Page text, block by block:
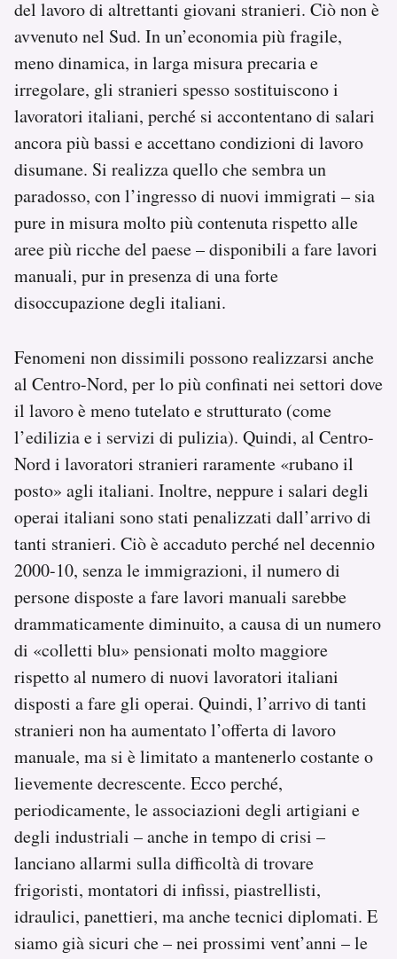
del lavoro di altrettanti giovani stranieri. Ciò non è
avvenuto nel Sud. In un’economia più fragile,
meno dinamica, in larga misura precaria e
irregolare, gli stranieri spesso sostituiscono i
lavoratori italiani, perché si accontentano di salari
ancora più bassi e accettano condizioni di lavoro
disumane. Si realizza quello che sembra un
paradosso, con l’ingresso di nuovi immigrati – sia
pure in misura molto più contenuta rispetto alle
aree più ricche del paese – disponibili a fare lavori
manuali, pur in presenza di una forte
disoccupazione degli italiani.
Fenomeni non dissimili possono realizzarsi anche
al Centro-Nord, per lo più confinati nei settori dove
il lavoro è meno tutelato e strutturato (come
l’edilizia e i servizi di pulizia). Quindi, al Centro-
Nord i lavoratori stranieri raramente «rubano il
posto» agli italiani. Inoltre, neppure i salari degli
operai italiani sono stati penalizzati dall’arrivo di
tanti stranieri. Ciò è accaduto perché nel decennio
2000-10, senza le immigrazioni, il numero di
persone disposte a fare lavori manuali sarebbe
drammaticamente diminuito, a causa di un numero
di «colletti blu» pensionati molto maggiore
rispetto al numero di nuovi lavoratori italiani
disposti a fare gli operai. Quindi, l’arrivo di tanti
stranieri non ha aumentato l’offerta di lavoro
manuale, ma si è limitato a mantenerlo costante o
lievemente decrescente. Ecco perché,
periodicamente, le associazioni degli artigiani e
degli industriali – anche in tempo di crisi –
lanciano allarmi sulla difficoltà di trovare
frigoristi, montatori di infissi, piastrellisti,
idraulici, panettieri, ma anche tecnici diplomati. E
siamo già sicuri che – nei prossimi vent’anni – le